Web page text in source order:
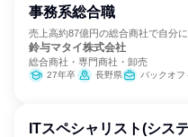
事務系総合職
売上高約87億円の総合商社で自分
鈴与マタイ株式会社
総合商社・専門商社・卸売
27年卒 長野県 バックオフィス
ITスペシャリスト(シス